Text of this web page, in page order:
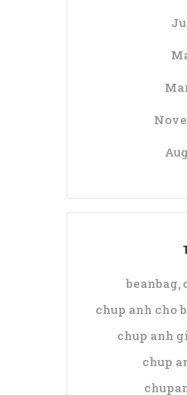
beanbag
chup anh cho
chup anh
chup